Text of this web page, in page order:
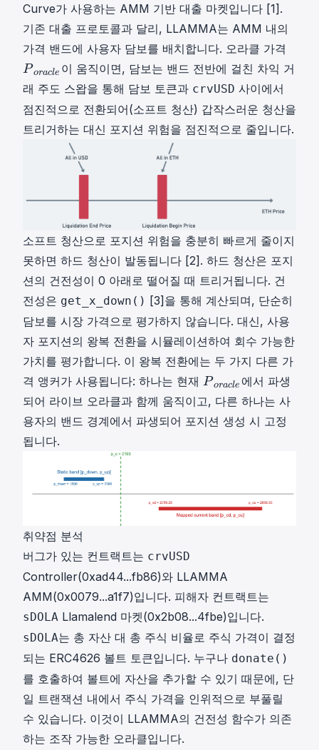
Curve가 사용하는 AMM 기반 대출 마켓입니다 [1].
기존 대출 프로토콜과 달리, LLAMMA는 AMM 내의
가격 밴드에 사용자 담보를 배치합니다. 오라클 가격
o
c
l
o
r
c
l
e
}
P oracle 이 움직이면, 담보는 밴드 전반에 걸친 차익 거
래 주도 스왑을 통해 담보 토큰과 crvUSD 사이에서
점진적으로 전환되어(소프트 청산) 갑작스러운 청산을
트리거하는 대신 포지션 위험을 점진적으로 줄입니다.
소프트 청산으로 포지션 위험을 충분히 빠르게 줄이지
못하면 하드 청산이 발동됩니다 [2]. 하드 청산은 포지
션의 건전성이 0 아래로 떨어질 때 트리거됩니다. 건
전성은 get_x_down() [3]을 통해 계산되며, 단순히
담보를 시장 가격으로 평가하지 않습니다. 대신, 사용
자 포지션의 왕복 전환을 시뮬레이션하여 회수 가능한
가치를 평가합니다. 이 왕복 전환에는 두 가지 다른 가
격 앵커가 사용됩니다: 하나는 현재 P
o
a
P
\
o
r
a
c
l
e
}
P oracle 에서 파생
되어 라이브 오라클과 함께 움직이고, 다른 하나는 사
용자의 밴드 경계에서 파생되어 포지션 생성 시 고정
됩니다.
취약점 분석
버그가 있는 컨트랙트는 crvUSD
Controller(0xad44...fb86)와 LLAMMA
AMM(0x0079...a1f7)입니다. 피해자 컨트랙트는
sDOLA Llamalend 마켓(0x2b08...4fbe)입니다.
sDOLA는 총 자산 대 총 주식 비율로 주식 가격이 결정
되는 ERC4626 볼트 토큰입니다. 누구나 donate()
를 호출하여 볼트에 자산을 추가할 수 있기 때문에, 단
일 트랜잭션 내에서 주식 가격을 인위적으로 부풀릴
수 있습니다. 이것이 LLAMMA의 건전성 함수가 의존
하는 조작 가능한 오라클입니다.